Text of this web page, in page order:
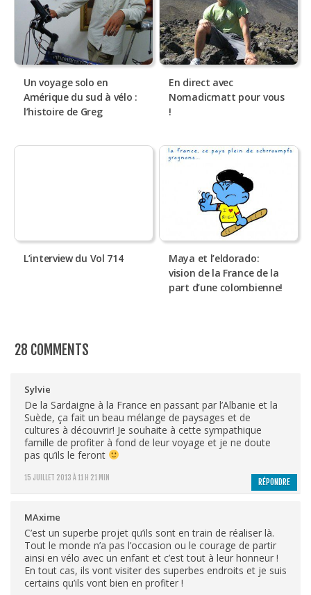
Un voyage solo en
Amérique du sud à vélo :
l’histoire de Greg
En direct avec
Nomadicmatt pour vous
!
L’interview du Vol 714
Maya et l’eldorado:
vision de la France de la
part d’une colombienne!
28 COMMENTS
Sylvie
15 JUILLET 2013 À 11 H 21 MIN
De la Sardaigne à la France en passant par l’Albanie et la
Suède, ça fait un beau mélange de paysages et de
cultures à découvrir! Je souhaite à cette sympathique
famille de profiter à fond de leur voyage et je ne doute
pas qu’ils le feront
RÉPONDRE
MAxime
C’est un superbe projet qu’ils sont en train de réaliser là.
Tout le monde n’a pas l’occasion ou le courage de partir
ainsi en vélo avec un enfant et c’est tout à leur honneur !
En tout cas, ils vont visiter des superbes endroits et je suis
certains qu’ils vont bien en profiter !